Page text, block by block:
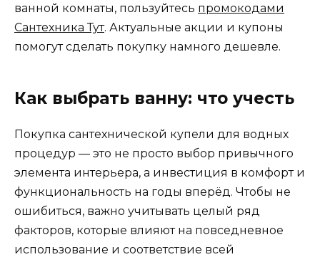
ванной комнаты, пользуйтесь промокодами
Сантехника Тут. Актуальные акции и купоны
помогут сделать покупку намного дешевле.
Как выбрать ванну: что учесть
Покупка сантехнической купели для водных
процедур — это не просто выбор привычного
элемента интерьера, а инвестиция в комфорт и
функциональность на годы вперёд. Чтобы не
ошибиться, важно учитывать целый ряд
факторов, которые влияют на повседневное
использование и соответствие всей